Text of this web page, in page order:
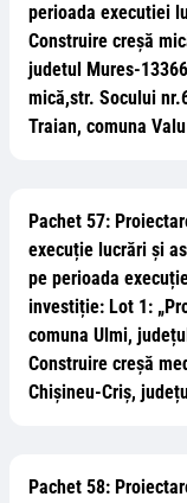
perioada executiei
Construire creșă
judetul Mures-
mică,str. Socului
Traian, comuna
Pachet 57:
execuție lucrări și
pe perioada
investiție: Lot 1:
comuna Ulmi,
Construire creșă
Chișineu-Criș,
Pachet 58: